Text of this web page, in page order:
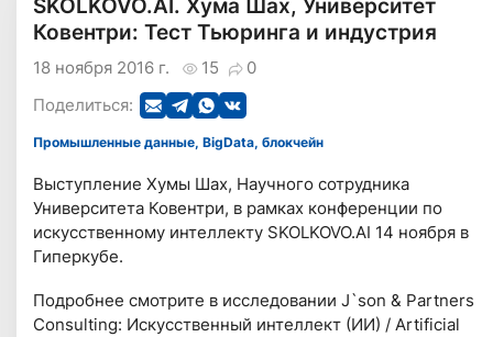
Ковентри: Тест Тьюринга и индустрия
15 0
18 ноября 2016 г.
Поделиться:
Промышленные данные, BigData, блокчейн
Выступление Хумы Шах, Научного сотрудника
Университета Ковентри, в рамках конференции по
искусственному интеллекту SKOLKOVO.AI 14 ноября в
Гиперкубе.
Подробнее смотрите в исследовании J`son & Partners
Consulting: Искусственный интеллект (ИИ) / Artificial